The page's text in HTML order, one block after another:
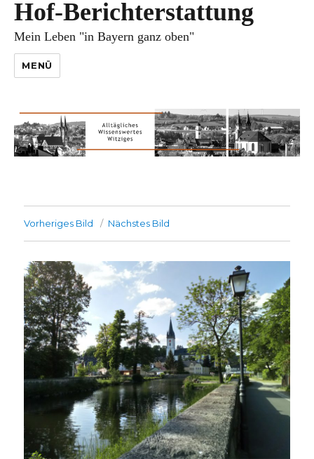
Hof-Berichterstattung
Mein Leben "in Bayern ganz oben"
MENÜ
Vorheriges Bild Nächstes Bild